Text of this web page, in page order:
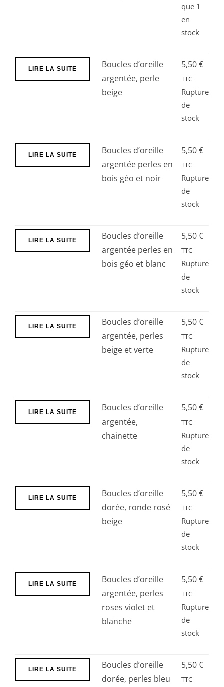
géo
que 1
en
stock
LIRE LA SUITE
Boucles d’oreille
argentée, perle
beige
5,50€
TTC
Rupture
de
stock
LIRE LA SUITE
Boucles d’oreille
argentée perles en
bois géo et noir
5,50€
TTC
Rupture
de
stock
LIRE LA SUITE
Boucles d’oreille
argentée perles en
bois géo et blanc
5,50€
TTC
Rupture
de
stock
LIRE LA SUITE
Boucles d’oreille
argentée, perles
beige et verte
5,50€
TTC
Rupture
de
stock
LIRE LA SUITE
Boucles d’oreille
argentée,
chainette
5,50€
TTC
Rupture
de
stock
LIRE LA SUITE
Boucles d’oreille
dorée, ronde rosé
beige
5,50€
TTC
Rupture
de
stock
LIRE LA SUITE
Boucles d’oreille
argentée, perles
roses violet et
blanche
5,50€
TTC
Rupture
de
stock
LIRE LA SUITE
Boucles d’oreille
dorée, perles bleu
5,50€
TTC